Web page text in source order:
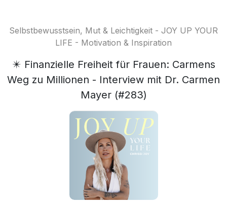
Selbstbewusstsein, Mut & Leichtigkeit - JOY UP YOUR
LIFE - Motivation & Inspiration
✴️ Finanzielle Freiheit für Frauen: Carmens
Weg zu Millionen - Interview mit Dr. Carmen
Mayer (#283)